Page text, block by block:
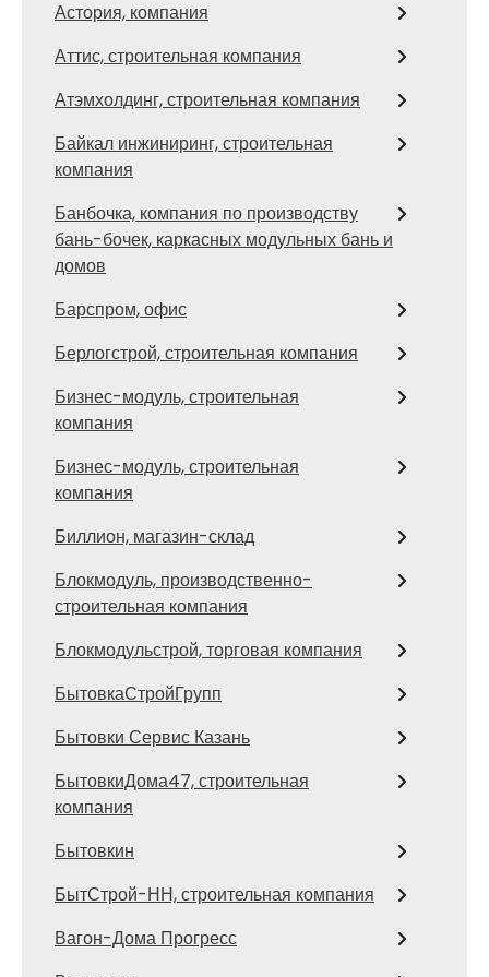
Астория, компания
Аттис, строительная компания
Атэмхолдинг, строительная компания
Байкал инжиниринг, строительная
компания
Банбочка, компания по производству
бань-бочек, каркасных модульных бань и
домов
Барспром, офис
Берлогстрой, строительная компания
Бизнес-модуль, строительная
компания
Бизнес-модуль, строительная
компания
Биллион, магазин-склад
Блокмодуль, производственно-
строительная компания
Блокмодульстрой, торговая компания
БытовкаСтройГрупп
Бытовки Сервис Казань
БытовкиДома47, строительная
компания
Бытовкин
БытСтрой-НН, строительная компания
Вагон-Дома Прогресс